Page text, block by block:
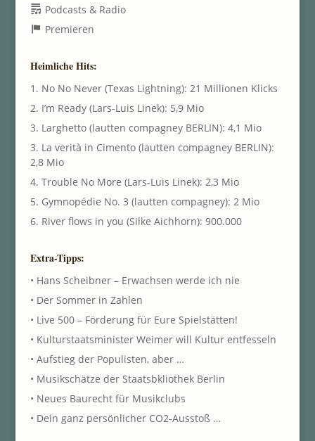
Podcasts & Radio
Premieren
Heimliche Hits:
1. No No Never (Texas Lightning): 21 Millionen Klicks
2. I’m Ready (Lars-Luis Linek): 5,9 Mio
3. Larghetto (lautten compagney BERLIN): 4,1 Mio
3. La verità in Cimento (lautten compagney BERLIN):
2,8 Mio
4. Trouble No More (Lars-Luis Linek): 2,3 Mio
5. Gymnopédie No. 3 (lautten compagney): 2 Mio
6. River flows in you (Silke Aichhorn): 900.000
Extra-Tipps:
• Hans Scheibner – Erwachsen werde ich nie
• Der Sommer in Zahlen
• Live 500 – Förderung für Eure Spielstätten!
• Kulturstaatsminister Weimer will Kultur entfesseln
• Aufstieg der Populisten, aber …
• Musikschätze der Staatsbkliothek Berlin
• Neues Baurecht für Musikclubs
• Dein ganz persönlicher CO2-Ausstoß …